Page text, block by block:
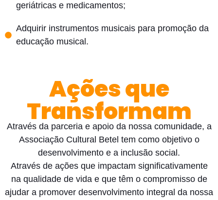
geriátricas e medicamentos;
Adquirir instrumentos musicais para promoção da
educação musical.
Ações que
Transformam
Através da parceria e apoio da nossa comunidade, a
Associação Cultural Betel tem como objetivo o
desenvolvimento e a inclusão social.
Através de ações que impactam significativamente
na qualidade de vida e que têm o compromisso de
ajudar a promover desenvolvimento integral da nossa